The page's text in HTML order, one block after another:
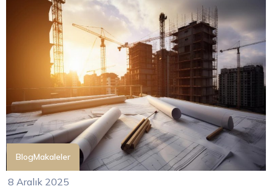
BlogMakaleler
8 Aralık 2025